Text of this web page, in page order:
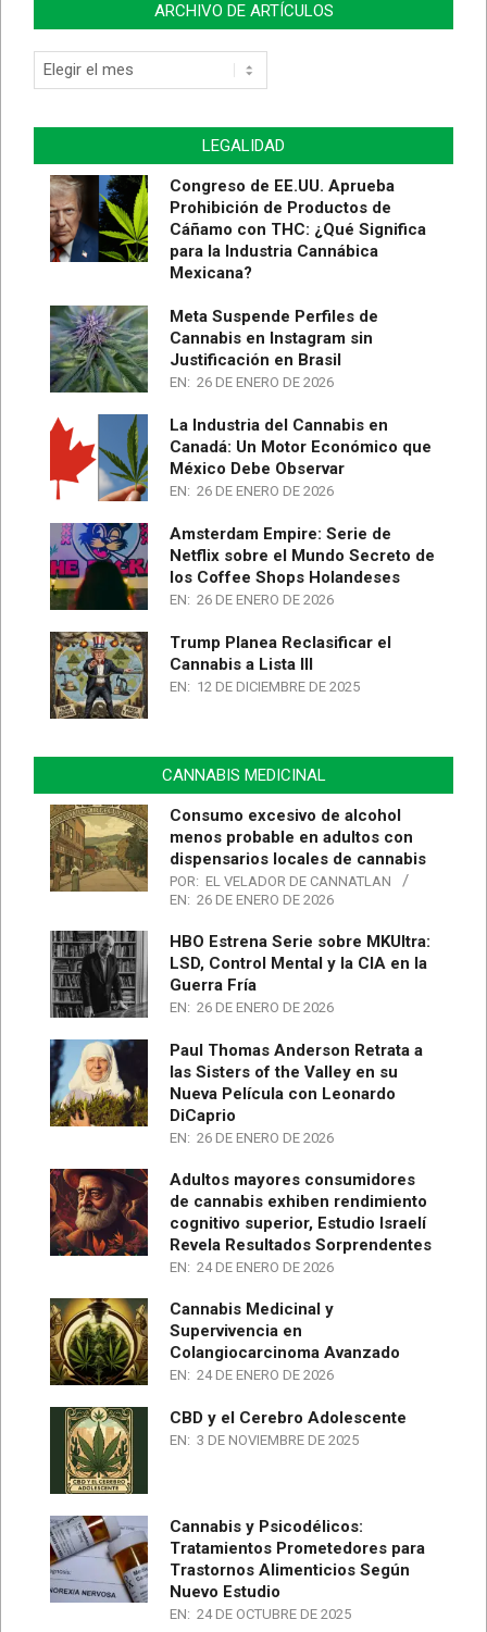
ARCHIVO DE ARTÍCULOS
Archivo
de
LEGALIDAD
Congreso de EE.UU. Aprueba
Prohibición de Productos de
Cáñamo con THC: ¿Qué Significa
para la Industria Cannábica
Mexicana?
Meta Suspende Perfiles de
Cannabis en Instagram sin
Justificación en Brasil
EN: 26 DE ENERO DE 2026
La Industria del Cannabis en
Canadá: Un Motor Económico que
México Debe Observar
EN: 26 DE ENERO DE 2026
Amsterdam Empire: Serie de
Netflix sobre el Mundo Secreto de
los Coffee Shops Holandeses
EN: 26 DE ENERO DE 2026
Trump Planea Reclasificar el
Cannabis a Lista III
EN: 12 DE DICIEMBRE DE 2025
CANNABIS MEDICINAL
Consumo excesivo de alcohol
menos probable en adultos con
dispensarios locales de cannabis
POR: EL VELADOR DE CANNATLAN
EN: 26 DE ENERO DE 2026
HBO Estrena Serie sobre MKUltra:
LSD, Control Mental y la CIA en la
Guerra Fría
EN: 26 DE ENERO DE 2026
Paul Thomas Anderson Retrata a
las Sisters of the Valley en su
Nueva Película con Leonardo
DiCaprio
EN: 26 DE ENERO DE 2026
Adultos mayores consumidores
de cannabis exhiben rendimiento
cognitivo superior, Estudio Israelí
Revela Resultados Sorprendentes
EN: 24 DE ENERO DE 2026
Cannabis Medicinal y
Supervivencia en
Colangiocarcinoma Avanzado
EN: 24 DE ENERO DE 2026
CBD y el Cerebro Adolescente
EN: 3 DE NOVIEMBRE DE 2025
Cannabis y Psicodélicos:
Tratamientos Prometedores para
Trastornos Alimenticios Según
Nuevo Estudio
EN: 24 DE OCTUBRE DE 2025